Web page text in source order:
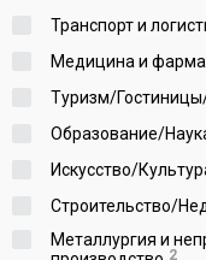
Транспорт и
Медицина и
Туризм/
Образование/
Искусство/
Строительство/
Металлургия и
2